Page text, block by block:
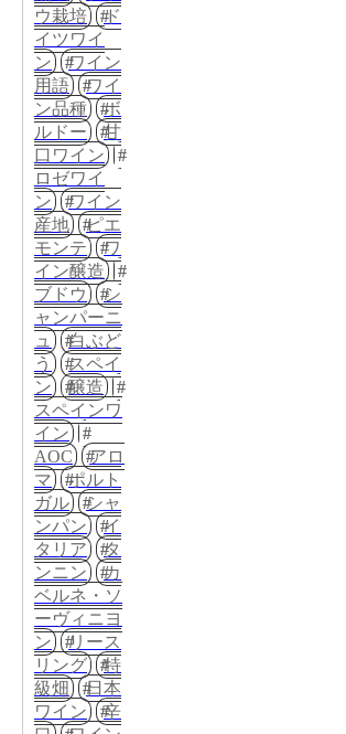
ウ栽培
ド
イツワイ
ン
ワイン
用語
ワイ
ン品種
ボ
ルドー
甘
口ワイン
ロゼワイ
ン
ワイン
産地
ピエ
モンテ
ワ
イン醸造
ブドウ
シ
ャンパーニ
ュ
白ぶど
う
スペイ
ン
醸造
スペインワ
イン
AOC
アロ
マ
ポルト
ガル
シャ
ンパン
イ
タリア
タ
ンニン
カ
ベルネ・ソ
ーヴィニヨ
ン
リース
リング
特
級畑
日本
ワイン
辛